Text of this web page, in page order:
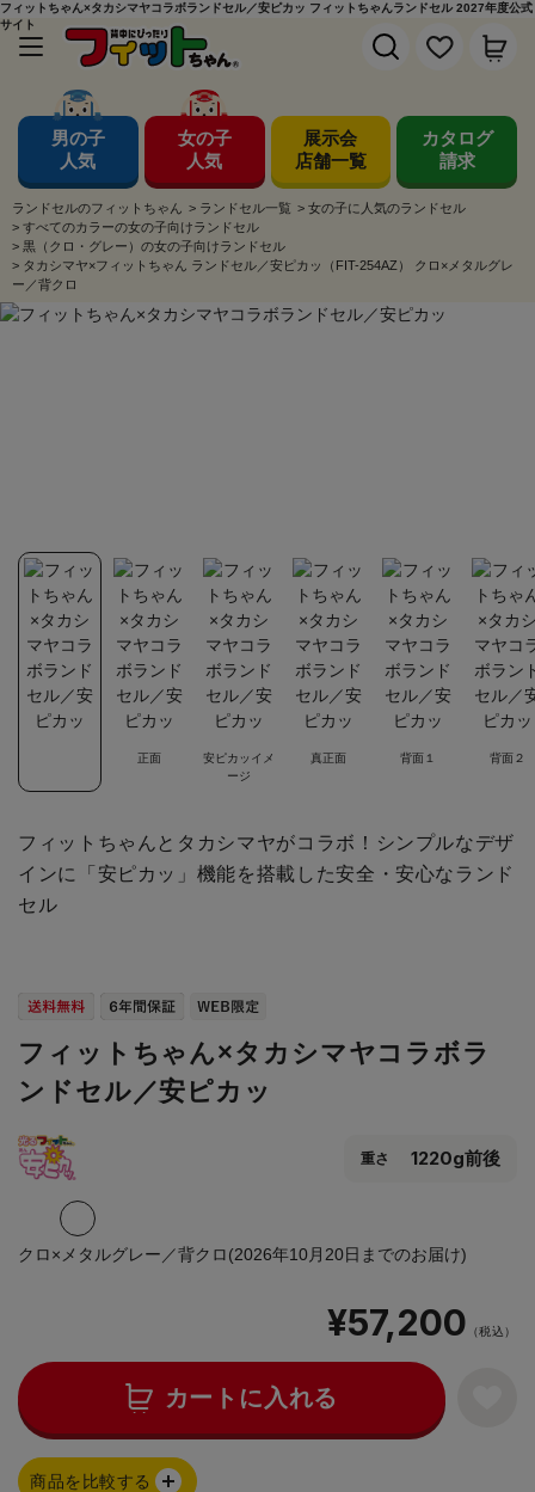
フィットちゃん×タカシマヤコラボランドセル／安ピカッ フィットちゃんランドセル 2027年度公式
サイト
男の子
人気
女の子
人気
展示会
店舗一覧
カタログ
請求
ランドセルのフィットちゃん > ランドセル一覧 > 女の子に人気のランドセル
> すべてのカラーの女の子向けランドセル
> 黒（クロ・グレー）の女の子向けランドセル
> タカシマヤ×フィットちゃん ランドセル／安ピカッ（FIT-254AZ） クロ×メタルグレ
ー／背クロ
正面
安ピカッイメ
ージ
真正面 背面１ 背面２
フィットちゃんとタカシマヤがコラボ！シンプルなデザ
インに「安ピカッ」機能を搭載した安全・安心なランド
セル
フィットちゃん×タカシマヤコラボラ
ンドセル／安ピカッ
重さ 1220g前後
クロ×メタルグレー／背クロ(2026年10月20日までのお届け)
¥57,200 （税込）
カートに入れる
商品を比較する